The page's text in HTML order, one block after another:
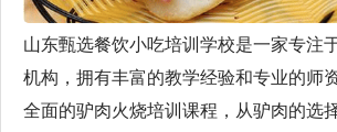
山东甄选餐饮小吃培训学校是一家专注
机构，拥有丰富的教学经验和专业的师
全面的驴肉火烧培训课程，从驴肉的选